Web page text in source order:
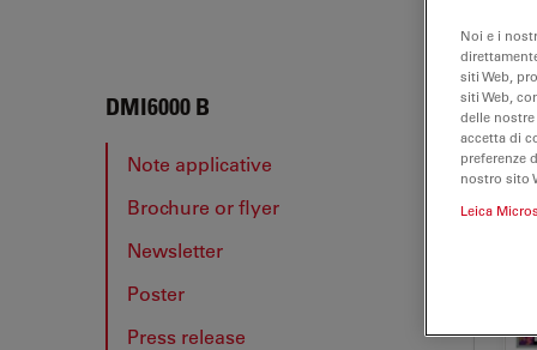
DMI6000 B
Note applicative
Brochure or flyer
Newsletter
Poster
Press release
Noi e i
siti Web,
siti Web,
delle
accetta di
preferenze
nostro sito
Leica